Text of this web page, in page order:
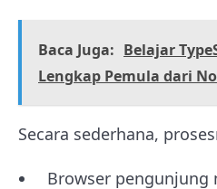
Baca Juga: Belajar
Lengkap Pemula dari
Secara sederhana,
Browser